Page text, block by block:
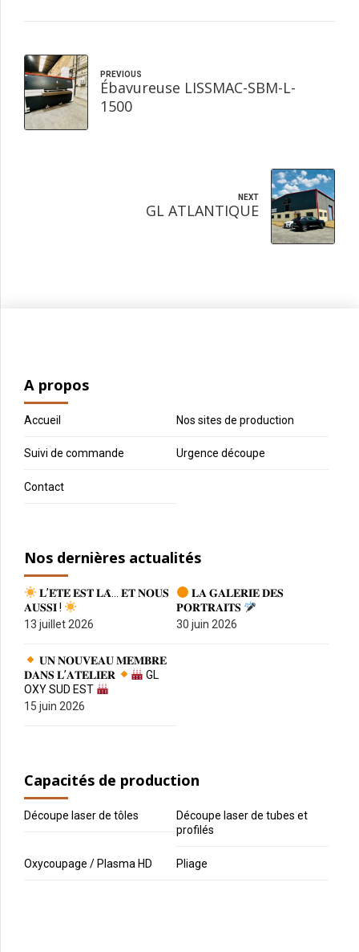
PREVIOUS
Ébavureuse LISSMAC-SBM-L-
1500
NEXT
GL ATLANTIQUE
A propos
Accueil Nos sites de production
Suivi de commande Urgence découpe
Contact
Nos dernières actualités
𝐋’𝐄́𝐓𝐄́ 𝐄𝐒𝐓 𝐋𝐀̀… 𝐄𝐓 𝐍𝐎𝐔𝐒
𝐀𝐔𝐒𝐒𝐈 !
13 juillet 2026
𝐋𝐀 𝐆𝐀𝐋𝐄𝐑𝐈𝐄 𝐃𝐄𝐒
𝐏𝐎𝐑𝐓𝐑𝐀𝐈𝐓𝐒
30 juin 2026
𝐔𝐍 𝐍𝐎𝐔𝐕𝐄𝐀𝐔 𝐌𝐄𝐌𝐁𝐑𝐄
𝐃𝐀𝐍𝐒 𝐋’𝐀𝐓𝐄𝐋𝐈𝐄𝐑
GL
OXY SUD EST
15 juin 2026
Capacités de production
Découpe laser de tôles
Découpe laser de tubes et
profilés
Oxycoupage / Plasma HD Pliage